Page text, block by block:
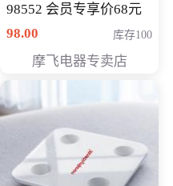
98552 会员专享价68元
98.00
库存100
摩飞电器专卖店